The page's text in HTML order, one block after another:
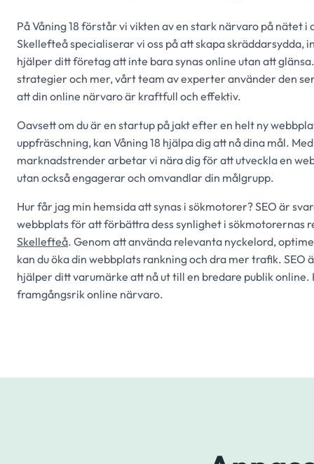
På Våning 18 förstår vi vikten av en stark närvaro på nätet
Skellefteå specialiserar vi oss på att skapa
hjälper ditt företag att inte bara synas online utan att
strategier och mer, vårt team av experter använder den
att din online närvaro är kraftfull och effektiv.
Oavsett om du är en startup på jakt efter en helt ny
uppfräschning, kan Våning 18 hjälpa dig att nå dina mål.
marknadstrender arbetar vi nära dig för att utveckla en
utan också engagerar och omvandlar din målgrupp.
Hur får jag min hemsida att synas i sökmotorer? SEO är
webbplats för att förbättra dess synlighet i sökmotorernas
Skellefteå. Genom att använda relevanta nyckelord,
kan du öka din webbplats rankning och dra mer trafik.
hjälper ditt varumärke att nå ut till en bredare publik
framgångsrik online närvaro.